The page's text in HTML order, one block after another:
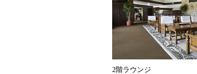
2階ラウンジ